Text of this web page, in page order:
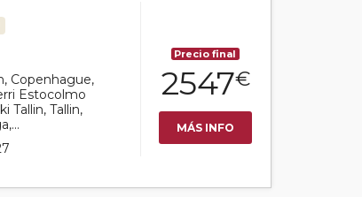
Copenhague,
Estocolmo
Tallin, Tallin,
Precio final
2547€
MÁS INFO